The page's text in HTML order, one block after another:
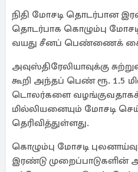
நிதி மோசடி தொடர்பான
தொடர்பாக கொழும்பு மோசடி
வயது சீனப் பெண்ணைக்
அவுஸ்திரேலியாவுக்கு
கூறி அந்தப் பெண் ரூ. 1.5
டொலர்களை வழங்குவதாகக்
மில்லியனையும் மோசடி
தெரிவித்துள்ளது.
கொழும்பு மோசடி
இரண்டு முறைப்பாடுகளின்